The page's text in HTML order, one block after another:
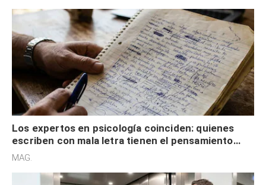
Los expertos en psicología coinciden: quienes
escriben con mala letra tienen el pensamiento
acelerado y no lo hacen por desinterés
MAG.